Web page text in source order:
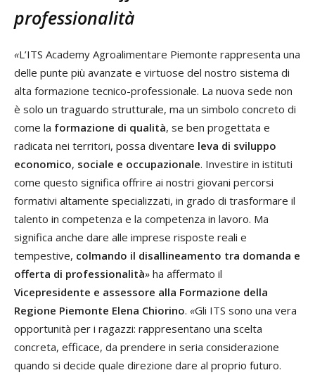
professionalità
«L’ITS Academy Agroalimentare Piemonte rappresenta una
delle punte più avanzate e virtuose del nostro sistema di
alta formazione tecnico-professionale. La nuova sede non
è solo un traguardo strutturale, ma un simbolo concreto di
come la formazione di qualità, se ben progettata e
radicata nei territori, possa diventare leva di sviluppo
economico, sociale e occupazionale. Investire in istituti
come questo significa offrire ai nostri giovani percorsi
formativi altamente specializzati, in grado di trasformare il
talento in competenza e la competenza in lavoro. Ma
significa anche dare alle imprese risposte reali e
tempestive, colmando il disallineamento tra domanda e
offerta di professionalità» ha affermato il
Vicepresidente e assessore alla Formazione della
Regione Piemonte Elena Chiorino. «Gli ITS sono una vera
opportunità per i ragazzi: rappresentano una scelta
concreta, efficace, da prendere in seria considerazione
quando si decide quale direzione dare al proprio futuro.